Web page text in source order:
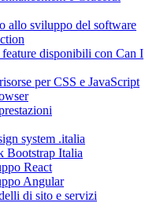
allo sviluppo del software
disponibili con Can I
per CSS e JavaScript
system .italia
Bootstrap Italia
React
Angular
di sito e servizi